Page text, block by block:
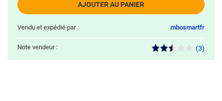
AJOUTER AU PANIER
Vendu et expédié par : mbosmartfr
Note vendeur : (3)